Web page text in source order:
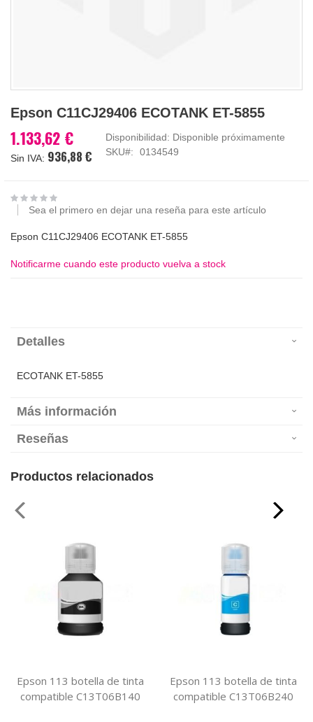
al
de
la
imágenes
Epson C11CJ29406 ECOTANK ET-5855
1.133,62 €
936,88 €
Disponibilidad: Disponible próximamente
SKU
0134549
Sea el primero en dejar una reseña para este artículo
Epson C11CJ29406 ECOTANK ET-5855
Notificarme cuando este producto vuelva a stock
Detalles
ECOTANK ET-5855
Más información
Reseñas
Productos relacionados
Epson 113 botella de tinta
compatible C13T06B140
Epson 113 botella de tinta
compatible C13T06B240